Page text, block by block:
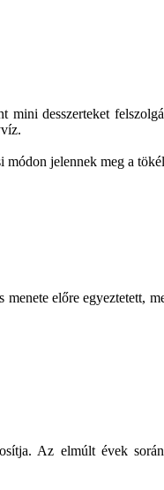
desszerteket
jelennek meg a
előre egyeztetett,
Az elmúlt évek